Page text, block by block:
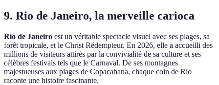
9. Rio de Janeiro, la merveille carioca
Rio de Janeiro est un véritable spectacle visuel avec ses plages, sa
forêt tropicale, et le Christ Rédempteur. En 2026, elle a accueilli des
millions de visiteurs attirés par la convivialité de sa culture et ses
célèbres festivals tels que le Carnaval. De ses montagnes
majestueuses aux plages de Copacabana, chaque coin de Rio
raconte une histoire fascinante.